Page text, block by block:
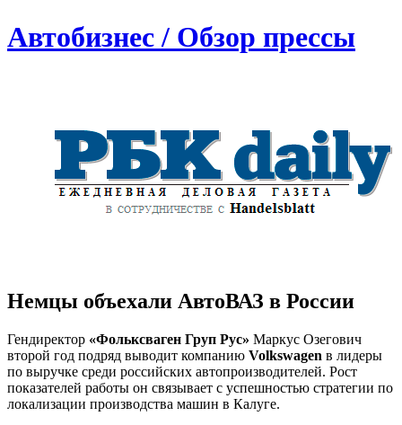
Автобизнес / Обзор прессы
Немцы объехали АвтоВАЗ в России
Гендиректор «Фольксваген Груп Рус» Маркус Озегович
второй год подряд выводит компанию Volkswagen в ли­деры
по выручке среди рос­сий­ских авто­производителей. Рост
показателей работы он связывает с успешностью стратегии по
локализации производства машин в Калуге.